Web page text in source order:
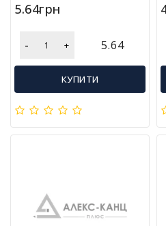
5.64грн
- + 5.64
КУПИТИ